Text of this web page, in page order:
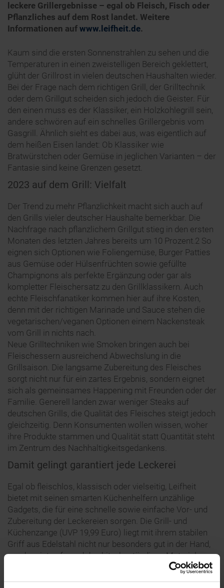
leckere Grillergebnisse – egal ob Fleisch, Fisch oder
Pflanzliches auf dem Rost landet. Weitere
Informationen auf www.leifheit.de.
Kaum sind die ersten Sonnenstrahlen zu sehen und die
Temperaturen in einen zweistelligen Bereich geklettert,
glüht der Grillrost in vielen deutschen Haushalten wieder.
Bei der Frage nach dem richtigen Grill, der Grilltechnik
oder dem Grillgut scheiden sich jedoch die Geister. Für
den einen muss es der Klassiker, ein Holzkohlegrill sein,
andere schwören auf ein schnelles Grillergebnis vom
Gasgrill. Ähnlich sieht es dabei aus, was eigentlich auf
dem heißen Eisen landet: Ob Klassiker wie
Bratwürstchen oder Gemüse in jeglichen Varianten – der
Fantasie sind keine Grenzen gesetzt.
2023 auf dem Grill: Vielfalt
Der Trend zu mehr Pflanzlichkeit macht sich auch auf
den Grills vieler deutscher Haushalte bemerkbar. Die
Nachfrage nach pflanzlichem Grillgut stieg in den ersten
Monaten des letzten Jahres bereits um 10 Prozent.2 So
eignen sich Optionen wie Foliengemüse, Burger Patties
aus Gemüse oder Hülsenfrüchten sowie gefüllte
Champignons als perfekte Ergänzung oder gar als
kompletter Fleischersatz zu den Grillklassikern. Auch
echte Fleischfanatiker kommen hier auf ihre Kosten,
denn mit der richtigen Marinade und Sauce stehen die
vegetarischen/veganen Optionen einem Nackensteak
vom Grill in nichts nach.
Neue Grilltechniken wie Smoken bringen auch bei
Fleischessern ausreichend Abwechslung in die
Grillsaison. Die langsame Zubereitung des Fleisches
sorgt nicht nur für ein zartes Ergebnis, sondern eignet
sich als gemeinsames Happening mit Freunden oder der
Familie. Generell landen zwar weniger Steaks auf
deutschen Grills, die Qualität des Fleisches steigt jedoch
gleichzeitig. Denn Konsumenten wollen wissen, woher
ihre Produkte stammen und Qualität statt Quantität steht
im Zentrum des Nachhaltigkeitsgedankens.
Damit gelingt garantiert jede Leckerei
Egal ob fleischlos, klassisch oder vielseitig, Leifheit
bietet mit seinen smarten Küchenhelfern unzählige
Gadgets, die für eine schnelle sowie einfache Vor- und
Zubereitung der Leckereien sorgen. Die Grill- und
Küchenzange (UVP 19,99 Euro) liegt mit ihrem stabilen
Griff aus Edelstahl nicht nur besonders gut in der Hand,
sondern ist aufgrund des hitzebeständigen Materials
sehr robust. Für die perfekte Grillbegleitung sorgt die